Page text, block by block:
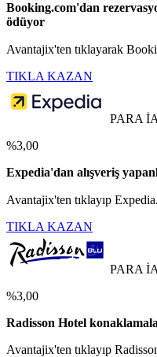
Booking.com'dan
ödüyor
Avantajix'ten tıklayarak
TIKLA KAZAN
PARA
%3,00
Expedia'dan alışveriş
Avantajix'ten tıklayıp
TIKLA KAZAN
PARA
%3,00
Radisson Hotel
Avantajix'ten tıklayıp